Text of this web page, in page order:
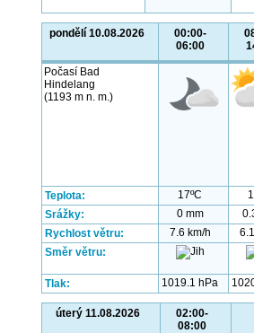
pondělí 10.08.2026
00:00-
06:00
Počasí Bad
Hindelang
(1193 m n. m.)
Teplota: 17ºC
Srážky:
0 mm
Rychlost větru:
7.6 km/h
Směr větru:
Tlak: 1019.1 hPa
úterý 11.08.2026
02:00-
08:00